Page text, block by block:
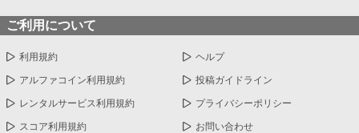
ご利用について
利用規約 ヘルプ
アルファコイン利用規約 投稿ガイドライン
レンタルサービス利用規約 プライバシーポリシー
スコア利用規約 お問い合わせ